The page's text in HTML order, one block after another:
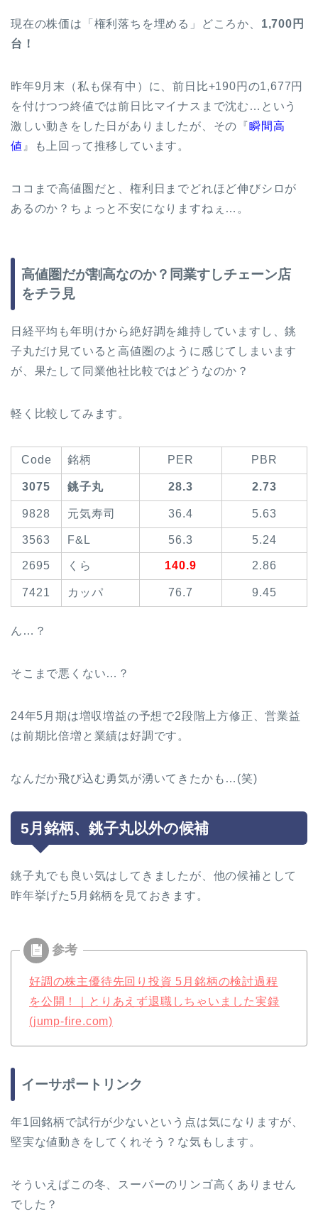
現在の株価は「権利落ちを埋める」どころか、 1,700円
台！
昨年9月末（私も保有中）に、前日比+190円の1,677円
を付けつつ終値では前日比マイナスまで沈む…という
激しい動きをした日がありましたが、その『瞬間高
値 』も上回って推移しています。
ココまで高値圏だと、権利日までどれほど伸びシロが
あるのか？ちょっと不安になりますねぇ…。
高値圏だが割高なのか？同業すしチェーン店
をチラ見
日経平均も年明けから絶好調を維持していますし、銚
子丸だけ見ていると高値圏のように感じてしまいます
が、果たして同業他社比較ではどうなのか？
軽く比較してみます。
Code 銘柄 PER PBR
3075 銚子丸 28.3 2.73
9828 元気寿司 36.4 5.63
3563 F&L 56.3 5.24
2695 くら 140.9 2.86
7421 カッパ 76.7 9.45
ん…？
そこまで悪くない…？
24年5月期は増収増益の予想で2段階上方修正、営業益
は前期比倍増と業績は好調です。
なんだか飛び込む勇気が湧いてきたかも…(笑)
5月銘柄、銚子丸以外の候補
銚子丸でも良い気はしてきましたが、他の候補として
昨年挙げた5月銘柄を見ておきます。
好調の株主優待先回り投資 5月銘柄の検討過程
を公開！｜とりあえず退職しちゃいました実録
(jump-fire.com)
イーサポートリンク
年1回銘柄で試行が少ないという点は気になりますが、
堅実な値動きをしてくれそう？な気もします。
そういえばこの冬、スーパーのリンゴ高くありません
でした？